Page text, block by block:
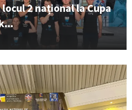
2 național la Cupa